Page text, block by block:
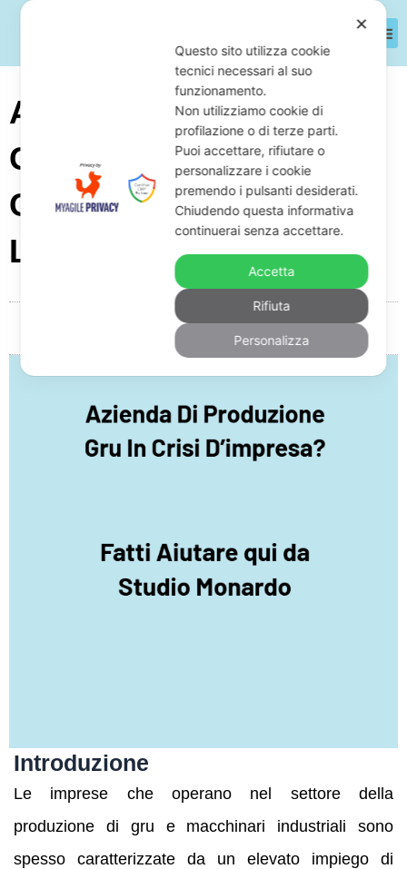
Azienda Di Produzione
Gru In Crisi D’impresa:
Cosa Fare Con
L’Avvocato
Giuseppe Monardo 05:11
Introduzione
Le imprese che operano nel settore della
produzione di gru e macchinari industriali sono
spesso caratterizzate da un elevato impiego di
✕
Questo sito utilizza cookie
tecnici necessari al suo
funzionamento.
Non utilizziamo cookie di
profilazione o di terze parti.
Puoi accettare, rifiutare o
personalizzare i cookie
premendo i pulsanti desiderati.
Chiudendo questa informativa
continuerai senza accettare.
Accetta
Rifiuta
Personalizza